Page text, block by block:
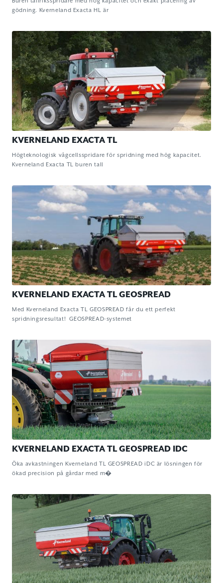
gödning. Kverneland Exacta HL är
KVERNELAND EXACTA TL
Högteknologisk vågcellsspridare för spridning med hög kapacitet.
Kverneland Exacta TL buren tall
KVERNELAND EXACTA TL GEOSPREAD
Med Kverneland Exacta TL GEOSPREAD får du ett perfekt
spridningsresultat! GEOSPREAD-systemet
KVERNELAND EXACTA TL GEOSPREAD IDC
Öka avkastningen Kverneland TL GEOSPREAD iDC är lösningen för
ökad precision på gårdar med m�